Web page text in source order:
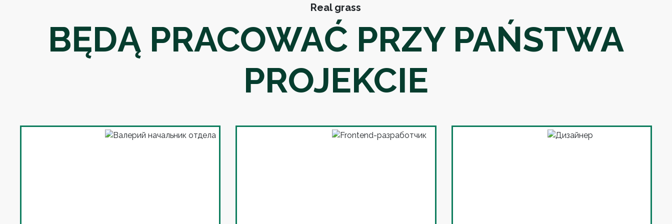
Real grass
BĘDĄ PRACOWAĆ PRZY PAŃSTWA
PROJEKCIE